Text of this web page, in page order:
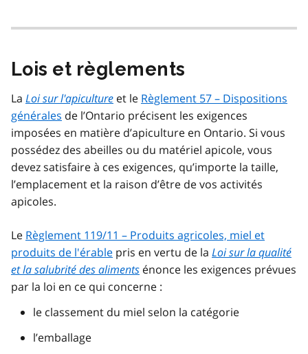
Lois et règlements
La Loi sur l'apiculture et le Règlement 57 – Dispositions
générales de l’Ontario précisent les exigences
imposées en matière d’apiculture en Ontario. Si vous
possédez des abeilles ou du matériel apicole, vous
devez satisfaire à ces exigences, qu’importe la taille,
l’emplacement et la raison d’être de vos activités
apicoles.
Le Règlement 119/11 – Produits agricoles, miel et
produits de l'érable pris en vertu de la Loi sur la qualité
et la salubrité des aliments énonce les exigences prévues
par la loi en ce qui concerne :
le classement du miel selon la catégorie
l’emballage